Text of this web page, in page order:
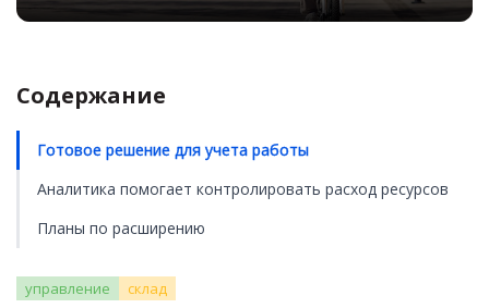
Содержание
Готовое решение для учета работы
Аналитика помогает контролировать расход ресурсов
Планы по расширению
управление склад